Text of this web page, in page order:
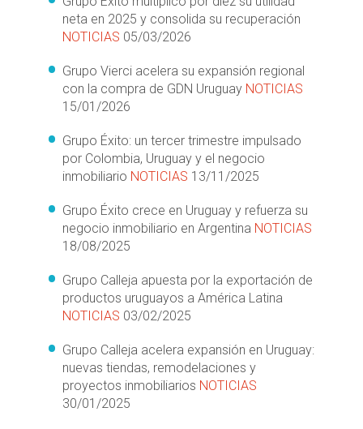
neta en 2025 y consolida su recuperación
NOTICIAS 05/03/2026
Grupo Vierci acelera su expansión regional
con la compra de GDN Uruguay NOTICIAS
15/01/2026
Grupo Éxito: un tercer trimestre impulsado
por Colombia, Uruguay y el negocio
inmobiliario NOTICIAS 13/11/2025
Grupo Éxito crece en Uruguay y refuerza su
negocio inmobiliario en Argentina NOTICIAS
18/08/2025
Grupo Calleja apuesta por la exportación de
productos uruguayos a América Latina
NOTICIAS 03/02/2025
Grupo Calleja acelera expansión en Uruguay:
nuevas tiendas, remodelaciones y
proyectos inmobiliarios NOTICIAS
30/01/2025